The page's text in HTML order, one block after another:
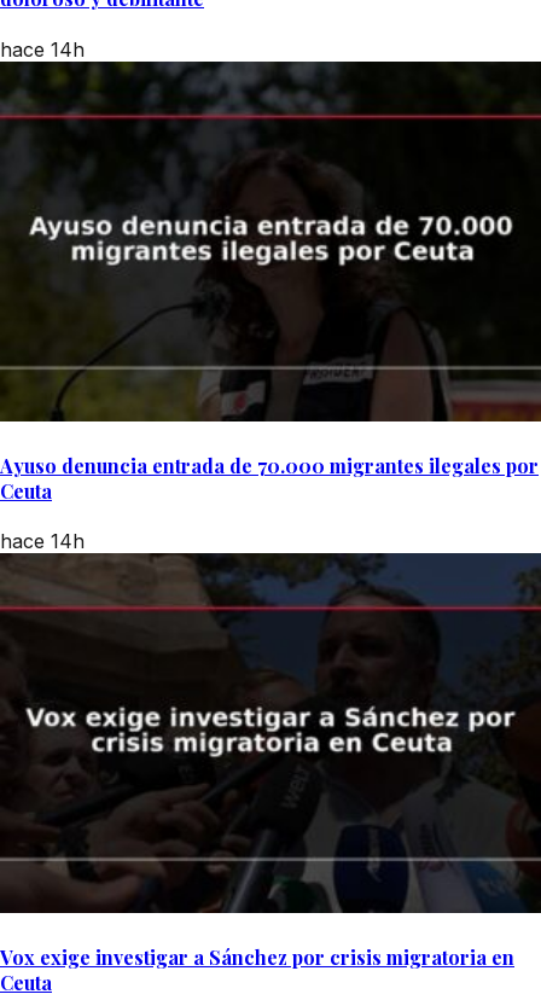
hace 14h
Ayuso denuncia entrada de 70.000 migrantes ilegales por
Ceuta
hace 14h
Vox exige investigar a Sánchez por crisis migratoria en
Ceuta